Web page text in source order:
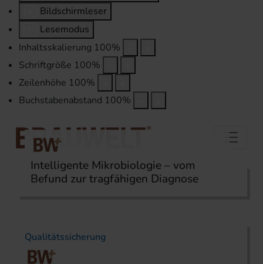
Bildschirmleser
Lesemodus
Inhaltsskalierung 100%
Schriftgröße 100%
Zeilenhöhe 100%
Buchstabenabstand 100%
Startseite Themen Qualitätssicherung
Intelligente Mikrobiologie – vom
Befund zur tragfähigen Diagnose
Qualitätssicherung